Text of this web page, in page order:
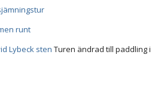
runt
Lybeck sten Turen ändrad till paddling i